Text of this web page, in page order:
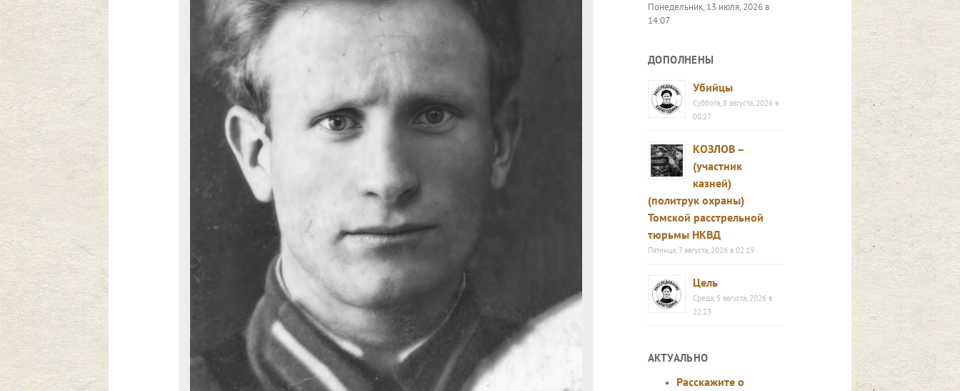
Понедельник, 13 июля, 2026 в
14:07
ДОПОЛНЕНЫ
Убийцы
Суббота, 8 августа, 2026 в
00:27
КОЗЛОВ –
(участник
казней)
(политрук охраны)
Томской расстрельной
тюрьмы НКВД
Пятница, 7 августа, 2026 в 02:19
Цель
Среда, 5 августа, 2026 в
22:23
АКТУАЛЬНО
Расскажите о